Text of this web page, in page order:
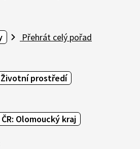
Přehrát celý pořad
Životní prostředí
Olomoucký kraj